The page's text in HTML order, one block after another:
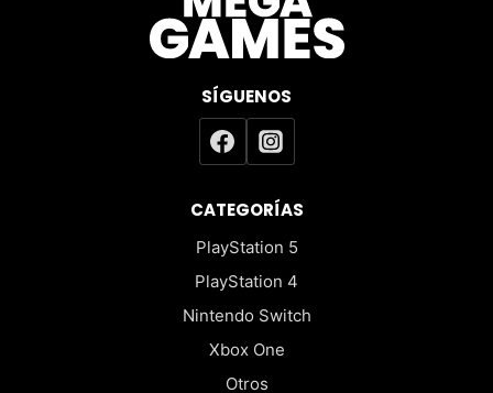
SÍGUENOS
CATEGORÍAS
PlayStation 5
PlayStation 4
Nintendo Switch
Xbox One
Otros